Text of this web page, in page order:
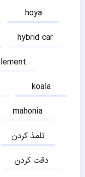
hoya
hybrid car
koala
mahonia
تلمذ کردن
دقت کردن